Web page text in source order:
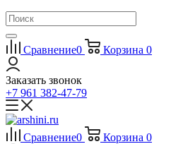
Сравнение0 Корзина 0
Заказать звонок
+7 961 382-47-79
Сравнение0 Корзина 0